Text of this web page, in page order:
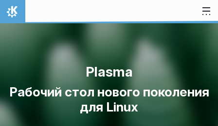
Перейти к содержимому
На главную
Plasma
Рабочий стол нового поколения
для Linux